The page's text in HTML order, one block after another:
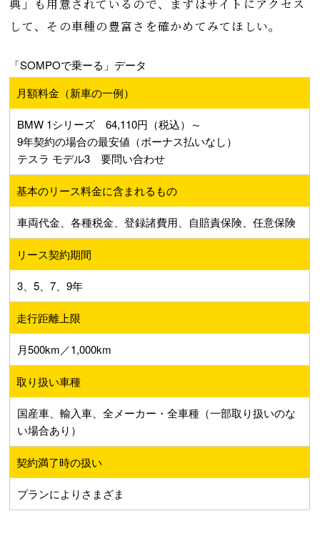
典」も用意されているので、まずはサイトにアクセス
して、その車種の豊富さを確かめてみてほしい。
「SOMPOで乗ーる」データ
月額料金（新車の一例）
BMW 1シリーズ 64,110円（税込）～
9年契約の場合の最安値（ボーナス払いなし）
テスラ モデル3 要問い合わせ
基本のリース料金に含まれるもの
車両代金、各種税金、登録諸費用、自賠責保険、任意保険
リース契約期間
3、5、7、9年
走行距離上限
月500km／1,000km
取り扱い車種
国産車、輸入車、全メーカー・全車種（一部取り扱いのな
い場合あり）
契約満了時の扱い
プランによりさまざま